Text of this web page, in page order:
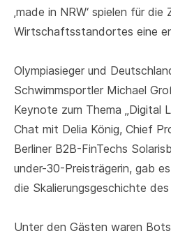
‚made in NRW‘ spielen für
Wirtschaftsstandortes eine
Olympiasieger und
Schwimmsportler Michael
Keynote zum Thema „Digital
Chat mit Delia König, Chief
Berliner B2B-FinTechs
under-30-Preisträgerin, gab
die Skalierungsgeschichte
Unter den Gästen waren